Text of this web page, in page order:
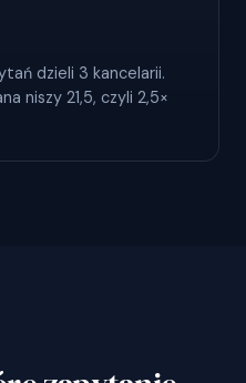
dzieli 3 kancelarii.
niszy 21,5, czyli 2,5×